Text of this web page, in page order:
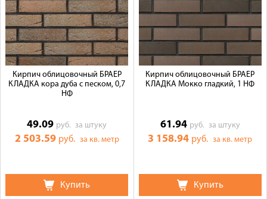
Кирпич облицовочный БРАЕР
КЛАДКА кора дуба с песком, 0,7
НФ
49.09 руб.за штуку
2 503.59 руб. за кв. метр
Купить
Кирпич облицовочный БРАЕР
КЛАДКА Мокко гладкий, 1 НФ
61.94 руб. за штуку
3 158.94 руб.за кв. метр
Купить